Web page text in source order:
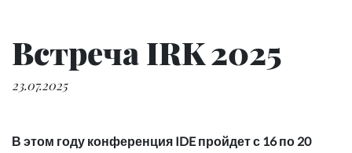
Встреча IRK 2025
23.07.2025
В этом году конференция IDE пройдет с 16 по 20